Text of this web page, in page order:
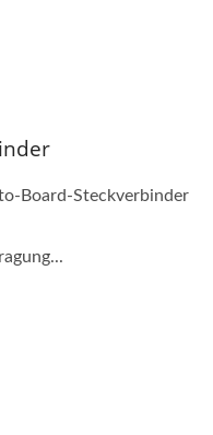
Board-Steckverbinder